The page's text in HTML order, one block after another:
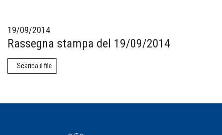
19/09/2014
Rassegna stampa del 19/09/2014
Scarica il file